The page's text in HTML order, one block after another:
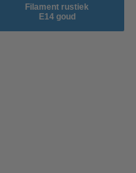
Filament rustiek
E14 goud